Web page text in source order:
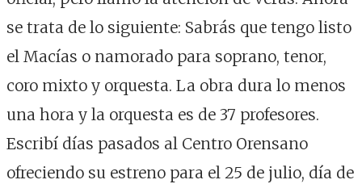
se trata de lo siguiente: Sabrás que tengo listo
el Macías o namorado para soprano, tenor,
coro mixto y orquesta. La obra dura lo menos
una hora y la orquesta es de 37 profesores.
Escribí días pasados al Centro Orensano
ofreciendo su estreno para el 25 de julio, día de